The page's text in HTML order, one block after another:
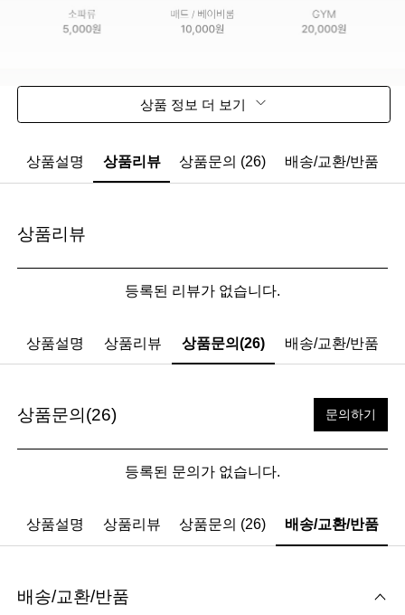
상품 정보 더 보기
상품설명 상품리뷰 상품문의 (26) 배송/교환/반품
상품리뷰
등록된 리뷰가 없습니다.
상품설명 상품리뷰 상품문의(26) 배송/교환/반품
상품문의(26) 문의하기
등록된 문의가 없습니다.
상품설명 상품리뷰 상품문의 (26) 배송/교환/반품
배송/교환/반품